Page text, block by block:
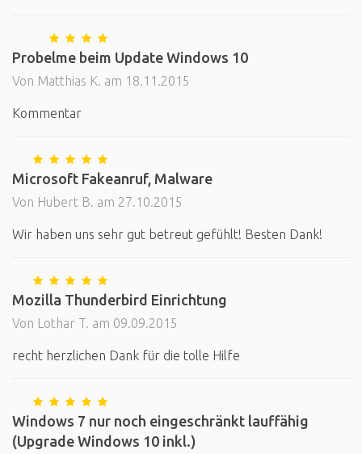
Probelme beim Update Windows 10
Von Matthias K. am 18.11.2015
Kommentar
Microsoft Fakeanruf, Malware
Von Hubert B. am 27.10.2015
Wir haben uns sehr gut betreut gefühlt! Besten Dank!
Mozilla Thunderbird Einrichtung
Von Lothar T. am 09.09.2015
recht herzlichen Dank für die tolle Hilfe
Windows 7 nur noch eingeschränkt lauffähig
(Upgrade Windows 10 inkl.)